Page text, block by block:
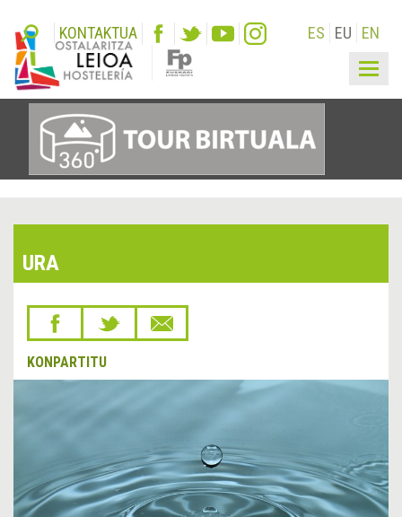
KONTAKTUA ES EU EN
URA
KONPARTITU